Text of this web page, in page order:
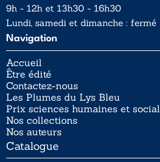
9h - 12h et 13h30 - 16h30
Lundi, samedi et dimanche : fermé
Navigation
Accueil
Être édité
Contactez-nous
Les Plumes du Lys Bleu
Prix sciences humaines et
Nos collections
Nos auteurs
Catalogue